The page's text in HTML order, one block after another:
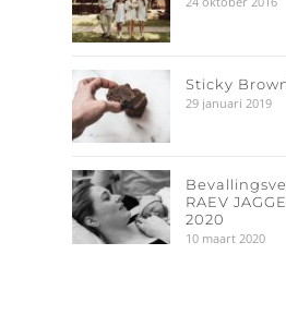
Sticky
29 januari 2019
RAEV
2020
10 maart 2020